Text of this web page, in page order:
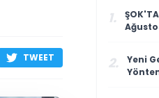
TWEET
1.
2.
Yeni